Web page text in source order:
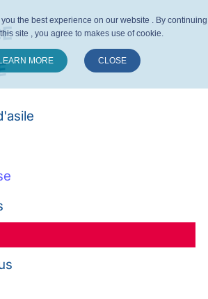
the best experience on our website . By continuing
site , you agree to makes use of cookie.
LEARN MORE CLOSE